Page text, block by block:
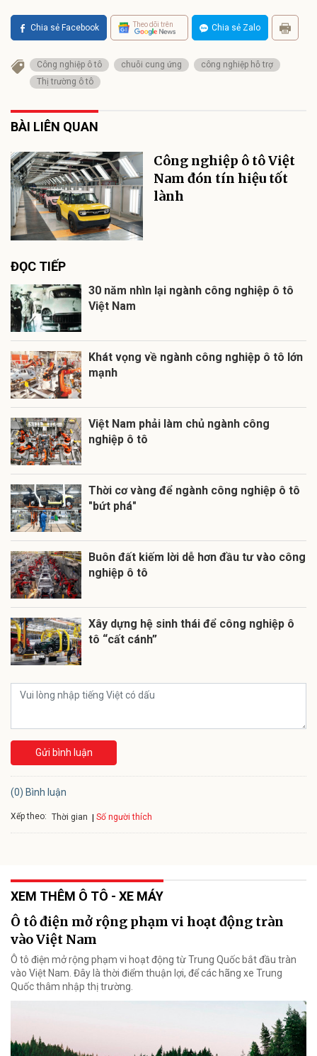
Chia sẻ Facebook Theo dõi trên Chia sẻ Zalo
Công nghiệp ô tô chuỗi cung ứng
công nghiệp hỗ trợ
Thị trường ô tô
BÀI LIÊN QUAN
Công nghiệp ô tô Việt
Nam đón tín hiệu tốt
lành
ĐỌC TIẾP
30 năm nhìn lại ngành công nghiệp ô tô
Việt Nam
Khát vọng về ngành công nghiệp ô tô lớn
mạnh
Việt Nam phải làm chủ ngành công
nghiệp ô tô
Thời cơ vàng để ngành công nghiệp ô tô
"bứt phá"
Buôn đất kiếm lời dễ hơn đầu tư vào công
nghiệp ô tô
Xây dựng hệ sinh thái để công nghiệp ô
tô “cất cánh”
Gửi bình luận
(0) Bình luận
Xếp theo: Thời gian Số người thích
XEM THÊM Ô TÔ - XE MÁY
Ô tô điện mở rộng phạm vi hoạt động tràn
vào Việt Nam
Ô tô điện mở rộng phạm vi hoạt động từ Trung Quốc bắt đầu tràn
vào Việt Nam. Đây là thời điểm thuận lợi, để các hãng xe Trung
Quốc thâm nhập thị trường.